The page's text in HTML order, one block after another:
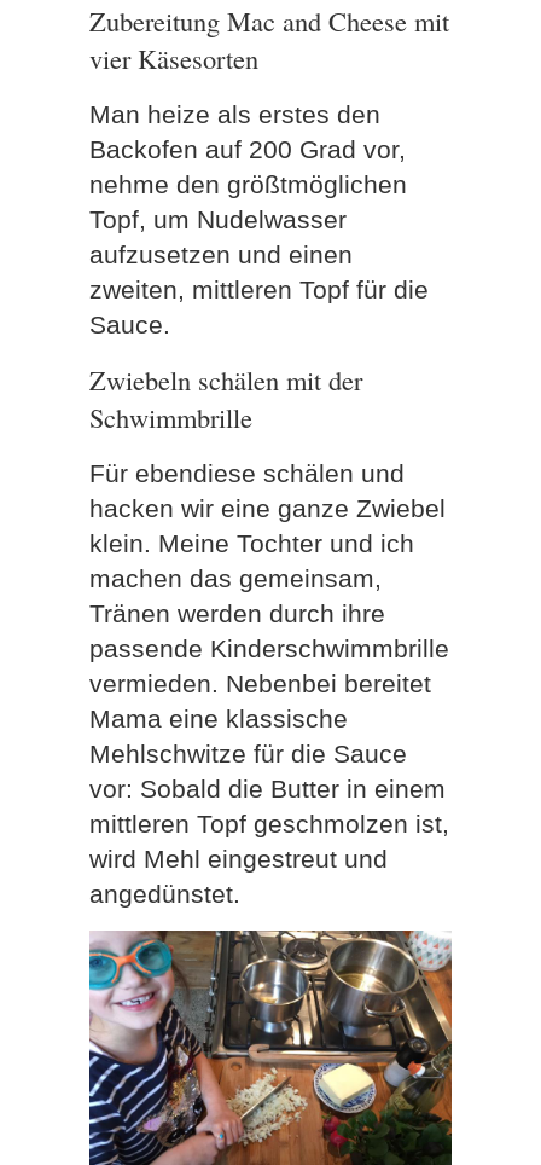
Zubereitung Mac and Cheese mit
vier Käsesorten
Man heize als erstes den
Backofen auf 200 Grad vor,
nehme den größtmöglichen
Topf, um Nudelwasser
aufzusetzen und einen
zweiten, mittleren Topf für die
Sauce.
Zwiebeln schälen mit der
Schwimmbrille
Für ebendiese schälen und
hacken wir eine ganze Zwiebel
klein. Meine Tochter und ich
machen das gemeinsam,
Tränen werden durch ihre
passende Kinderschwimmbrille
vermieden. Nebenbei bereitet
Mama eine klassische
Mehlschwitze für die Sauce
vor: Sobald die Butter in einem
mittleren Topf geschmolzen ist,
wird Mehl eingestreut und
angedünstet.